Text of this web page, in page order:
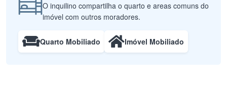
O inquilino compartilha o quarto e areas comuns do
imóvel com outros moradores.
Quarto Mobiliado Imóvel Mobiliado